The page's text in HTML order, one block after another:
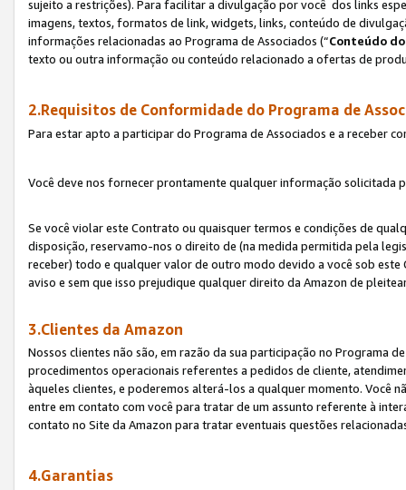
sujeito a restrições). Para facilitar a divulgação por você dos links
imagens, textos, formatos de link, widgets, links, conteúdo de
informações relacionadas ao Programa de Associados (“Conteúdo
texto ou outra informação ou conteúdo relacionado a ofertas de
2.Requisitos de Conformidade do Programa de
Para estar apto a participar do Programa de Associados e a receber
Você deve nos fornecer prontamente qualquer informação solicitada
Se você violar este Contrato ou quaisquer termos e condições de
disposição, reservamo-nos o direito de (na medida permitida pela
receber) todo e qualquer valor de outro modo devido a você sob
aviso e sem que isso prejudique qualquer direito da Amazon de
3.Clientes da Amazon
Nossos clientes não são, em razão da sua participação no Programa
procedimentos operacionais referentes a pedidos de cliente,
àqueles clientes, e poderemos alterá-los a qualquer momento. Você
entre em contato com você para tratar de um assunto referente à
contato no Site da Amazon para tratar eventuais questões
4.Garantias